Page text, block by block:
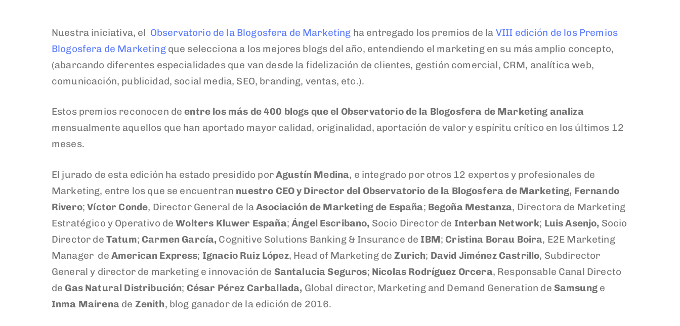
Nuestra iniciativa, el Observatorio de la Blogosfera de Marketing ha entregado los premios de la VIII edición de los Premios
Blogosfera de Marketingque selecciona a los mejores blogs del año, entendiendo el marketing en su más amplio concepto,
(abarcando diferentes especialidades que van desde la fidelización de clientes, gestión comercial, CRM, analítica web,
comunicación, publicidad, social media, SEO, branding, ventas, etc.).
Estos premios reconocen deentre los más de 400 blogs que el Observatorio de la Blogosfera de Marketing analiza
mensualmente aquellos que han aportado mayor calidad, originalidad, aportación de valor y espíritu crítico en los últimos 12
meses.
El jurado de esta edición ha estado presidido porAgustín Medina, e integrado por otros 12 expertos y profesionales de
Marketing, entre los que se encuentran nuestro CEO y Director del Observatorio de la Blogosfera de Marketing, Fernando
Rivero;Víctor Conde, Director General de laAsociación de Marketing de España; Begoña Mestanza, Directora de Marketing
Estratégico y Operativo de Wolters Kluwer España; Ángel Escribano, Socio Director de Interban Network; Luis Asenjo, Socio
Director de Tatum; Carmen García, Cognitive Solutions Banking & Insurance de IBM; Cristina Borau Boira, E2E Marketing
Manager de American Express; Ignacio Ruiz López, Head of Marketing deZurich; David Jiménez Castrillo, Subdirector
General y director de marketing e innovación de Santalucia Seguros; Nicolas Rodríguez Orcera, Responsable Canal Directo
de Gas Natural Distribución; César Pérez Carballada, Global director, Marketing and Demand Generation de Samsunge
Inma Mairenade Zenith, blog ganador de la edición de 2016.